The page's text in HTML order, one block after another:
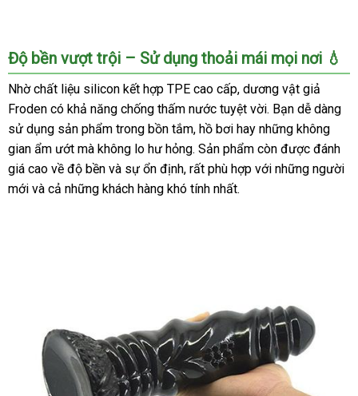
Froden
Dương
Vật
Giả
Siêu
To
Khủng
Long
Faak
Độ bền vượt trội – Sử dụng thoải mái mọi nơi 💧
Nhờ chất liệu silicon kết hợp TPE cao cấp, dương vật giả
Froden có khả năng chống thấm nước tuyệt vời. Bạn dễ dàng
sử dụng sản phẩm trong bồn tắm, hồ bơi hay những không
gian ẩm ướt mà không lo hư hỏng. Sản phẩm còn được đánh
giá cao về độ bền và sự ổn định, rất phù hợp với những người
mới và cả những khách hàng khó tính nhất.